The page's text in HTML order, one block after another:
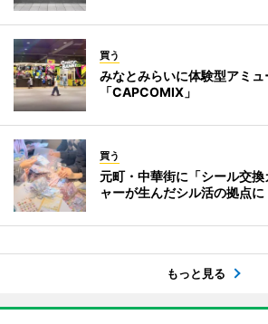
買う
みなとみらいに体験型アミ
「CAPCOMIX」
買う
元町・中華街に「シール交
ャーが生んだシル活の拠点に
もっと見る